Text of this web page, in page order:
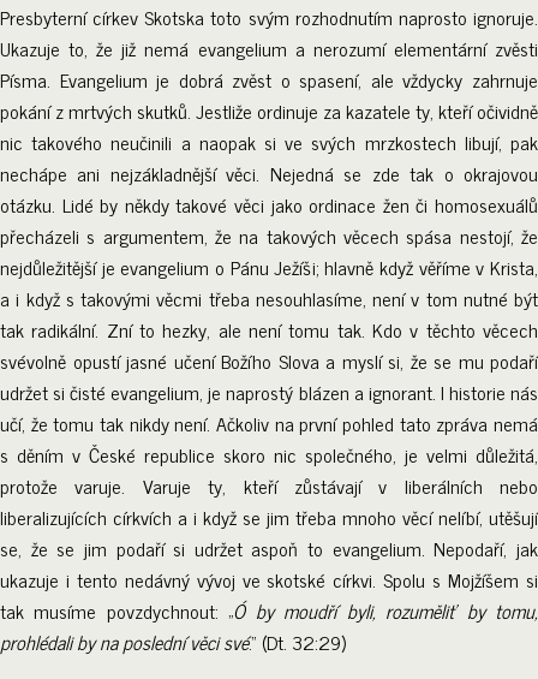
Presbyterní církev Skotska toto svým rozhodnutím naprosto ignoruje.
Ukazuje to, že již nemá evangelium a nerozumí elementární zvěsti
Písma. Evangelium je dobrá zvěst o spasení, ale vždycky zahrnuje
pokání z mrtvých skutků. Jestliže ordinuje za kazatele ty, kteří očividně
nic takového neučinili a naopak si ve svých mrzkostech libují, pak
nechápe ani nejzákladnější věci. Nejedná se zde tak o okrajovou
otázku. Lidé by někdy takové věci jako ordinace žen či homosexuálů
přecházeli s argumentem, že na takových věcech spása nestojí, že
nejdůležitější je evangelium o Pánu Ježíši; hlavně když věříme v Krista,
a i když s takovými věcmi třeba nesouhlasíme, není v tom nutné být
tak radikální. Zní to hezky, ale není tomu tak. Kdo v těchto věcech
svévolně opustí jasné učení Božího Slova a myslí si, že se mu podaří
udržet si čisté evangelium, je naprostý blázen a ignorant. I historie nás
učí, že tomu tak nikdy není. Ačkoliv na první pohled tato zpráva nemá
s děním v České republice skoro nic společného, je velmi důležitá,
protože varuje. Varuje ty, kteří zůstávají v liberálních nebo
liberalizujících církvích a i když se jim třeba mnoho věcí nelíbí, utěšují
se, že se jim podaří si udržet aspoň to evangelium. Nepodaří, jak
ukazuje i tento nedávný vývoj ve skotské církvi. Spolu s Mojžíšem si
tak musíme povzdychnout: „Ó by moudří byli, rozuměliť by tomu,
prohlédali by na poslední věci své.“ (Dt. 32:29)